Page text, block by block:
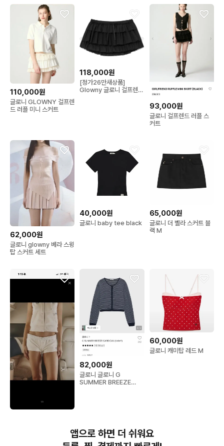
110,000원
글로니 GLOWNY 걸프렌
드 러플 미니 스커트
118,000원
[정가26만새상품]
Glowny 글로니 걸프렌드
93,000원
글로니 걸프렌드 러플 스
커트
62,000원
글로니 glowny 베라 스윙
탑 스커트 세트
40,000원
글로니 baby tee black
65,000원
글로니 더 벨라 스커트 블
랙 M
니 쇼트 베이지 택 그대로
82,000원
글로니 글로니 G
SUMMER BREEZE
60,000원
글로니 캐미탑 레드 M
앱으로 하면 더 쉬워요